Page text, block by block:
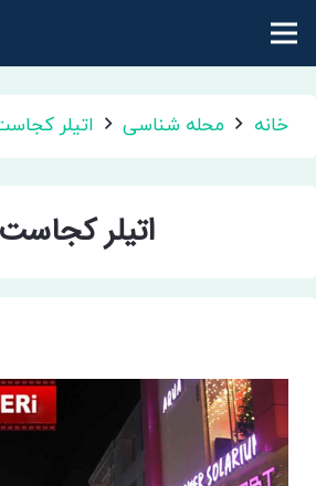
خانه محله شناسی اتیلر
اتیلر